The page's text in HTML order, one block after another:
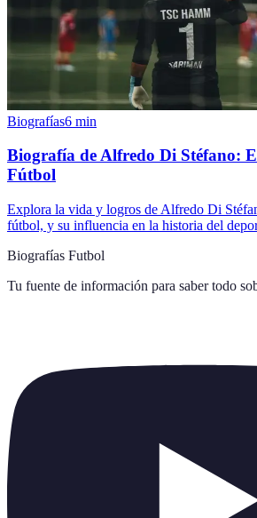
Biografías6 min
Biografía de Alfredo Di Stéfano:
Fútbol
Explora la vida y logros de Alfredo Di
fútbol, y su influencia en la historia del
Biografías Futbol
Tu fuente de información para saber todo